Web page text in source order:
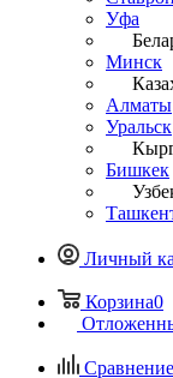
Уфа
Минск
Алматы
Уральск
Бишкек
Личный
Корзина0